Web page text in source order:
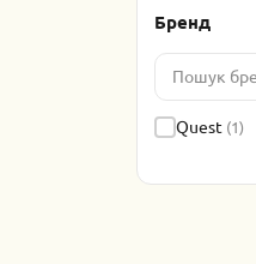
Бренд
Quest (1)